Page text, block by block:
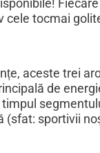
tocmai
aceste trei
de
(sfat: sportivii